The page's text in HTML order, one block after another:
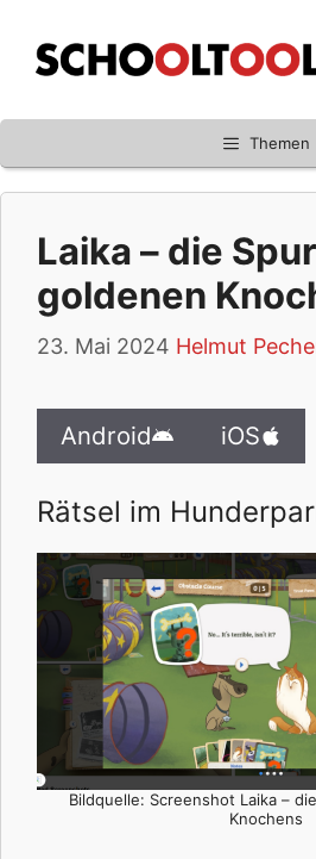
Inhalt
springen
Themen
Laika – die
goldenen
23. Mai 2024 Helmut
Android iOS
Rätsel im
Bildquelle: Screenshot Laika –
Knochens